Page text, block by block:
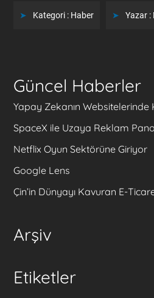
Kategori : Haber Yazar :
Güncel Haberler
Yapay Zekanın Websitelerinde
SpaceX ile Uzaya Reklam
Netflix Oyun Sektörüne Giriyor
Google Lens
Çin’in Dünyayı Kavuran E-
Arşiv
Etiketler